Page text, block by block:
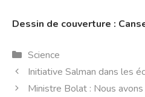
Dessin de couverture :
Catégories
Science
Initiative Salman dans les
Ministre Bolat : Nous